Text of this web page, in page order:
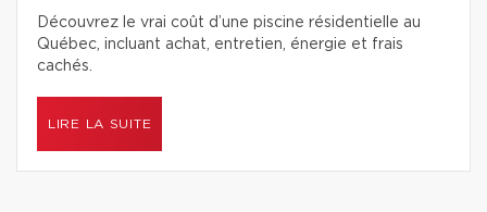
Découvrez le vrai coût d’une piscine résidentielle au
Québec, incluant achat, entretien, énergie et frais
cachés.
LIRE LA SUITE